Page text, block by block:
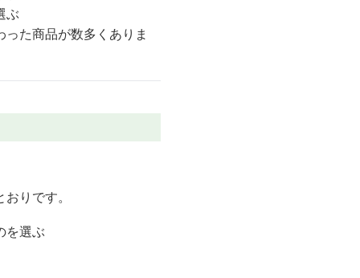
ぶ
た商品が数多くありま
りです。
を選ぶ